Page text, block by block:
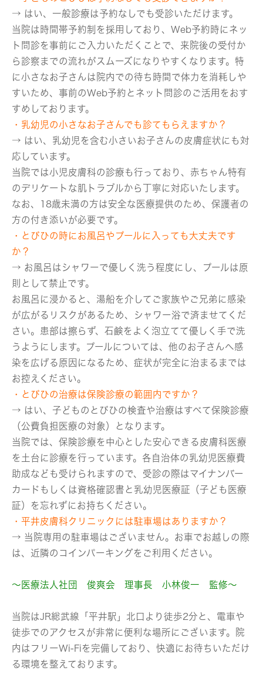
→ はい、一般診療は予約なしでも受診いただけます。
当院は時間帯予約制を採用しており、Web予約時にネッ
ト問診を事前にご入力いただくことで、来院後の受付か
ら診察までの流れがスムーズになりやすくなります。特
に小さなお子さんは院内での待ち時間で体力を消耗しや
すいため、事前のWeb予約とネット問診のご活用をおす
すめしております。
・乳幼児の小さなお子さんでも診てもらえますか？
→ はい、乳幼児を含む小さいお子さんの皮膚症状にも対
応しています。
当院では小児皮膚科の診療も行っており、赤ちゃん特有
のデリケートな肌トラブルから丁寧に対応いたします。
なお、18歳未満の方は安全な医療提供のため、保護者の
方の付き添いが必要です。
・とびひの時にお風呂やプールに入っても大丈夫です
か？
→ お風呂はシャワーで優しく洗う程度にし、プールは原
則として禁止です。
お風呂に浸かると、湯船を介してご家族やご兄弟に感染
が広がるリスクがあるため、シャワー浴で済ませてくだ
さい。患部は擦らず、石鹸をよく泡立てて優しく手で洗
うようにします。プールについては、他のお子さんへ感
染を広げる原因になるため、症状が完全に治まるまでは
お控えください。
・とびひの治療は保険診療の範囲内ですか？
→ はい、子どものとびひの検査や治療はすべて保険診療
（公費負担医療の対象）となります。
当院では、保険診療を中心とした安心できる皮膚科医療
を土台に診療を行っています。各自治体の乳幼児医療費
助成なども受けられますので、受診の際はマイナンバー
カードもしくは資格確認書と乳幼児医療証（子ども医療
証）を忘れずにお持ちください。
・平井皮膚科クリニックには駐車場はありますか？
→ 当院専用の駐車場はございません。お車でお越しの際
は、近隣のコインパーキングをご利用ください。
～医療法人社団 俊爽会 理事長 小林俊一 監修～
当院はJR総武線「平井駅」北口より徒歩2分と、電車や
徒歩でのアクセスが非常に便利な場所にございます。院
内はフリーWi-Fiを完備しており、快適にお待ちいただけ
る環境を整えております。